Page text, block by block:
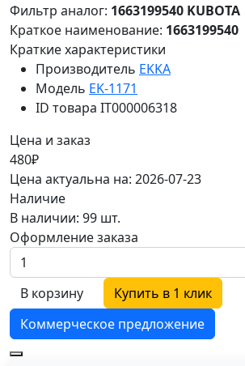
Фильтр аналог: 1663199540 KUBOTA
Краткое наименование: 1663199540
Краткие характеристики
Производитель EKKA
Модель EK-1171
ID товара IT000006318
Цена и заказ
480₽
Цена актуальна на: 2026-07-23
Наличие
В наличии: 99 шт.
Оформление заказа
В корзину
Купить в 1 клик
Коммерческое предложение